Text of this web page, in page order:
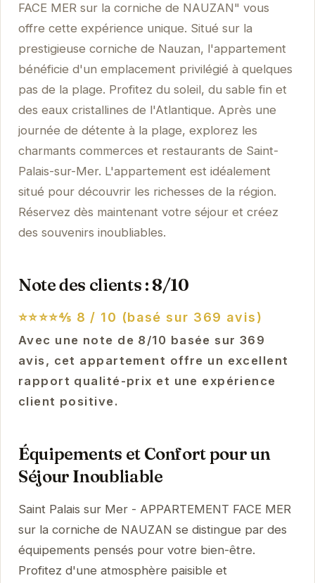
FACE MER sur la corniche de NAUZAN" vous
offre cette expérience unique. Situé sur la
prestigieuse corniche de Nauzan, l'appartement
bénéficie d'un emplacement privilégié à quelques
pas de la plage. Profitez du soleil, du sable fin et
des eaux cristallines de l'Atlantique. Après une
journée de détente à la plage, explorez les
charmants commerces et restaurants de Saint-
Palais-sur-Mer. L'appartement est idéalement
situé pour découvrir les richesses de la région.
Réservez dès maintenant votre séjour et créez
des souvenirs inoubliables.
Note des clients : 8/10
⭐⭐⭐⭐⅘ 8 / 10 (basé sur 369 avis)
Avec une note de 8/10 basée sur 369
avis, cet appartement offre un excellent
rapport qualité-prix et une expérience
client positive.
Équipements et Confort pour un
Séjour Inoubliable
Saint Palais sur Mer - APPARTEMENT FACE MER
sur la corniche de NAUZAN se distingue par des
équipements pensés pour votre bien-être.
Profitez d'une atmosphère paisible et